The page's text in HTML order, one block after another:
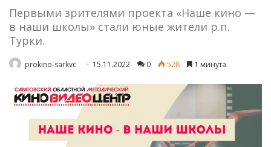
Первыми зрителями проекта «Наше кино —
в наши школы» стали юные жители р.п.
Турки.
prokino-sarkvc 15.11.2022 0 528 1 минута